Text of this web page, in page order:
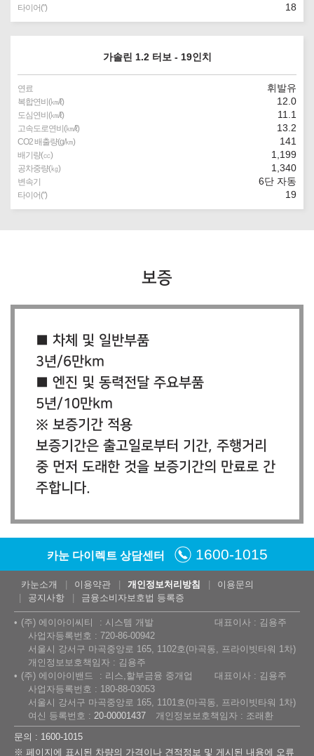
타이어(″) 18
가솔린 1.2 터보 - 19인치
연료 휘발유
복합연비(㎞/ℓ) 12.0
도심연비(㎞/ℓ) 11.1
고속도로연비(㎞/ℓ) 13.2
CO2 배출량(g/㎞) 141
배기량(㏄) 1,199
공차중량(㎏) 1,340
변속기 6단 자동
타이어(″) 19
보증
■ 차체 및 일반부품
3년/6만km
■ 엔진 및 동력전달 주요부품
5년/10만km
※ 보증기간 적용
보증기간은 출고일로부터 기간, 주행거리
중 먼저 도래한 것을 보증기간의 만료로 간
주합니다.
카눈 다이렉트 상담센터 1600-1015
카눈소개 이용약관 개인정보처리방침
이용문의
공지사항
금융소비자보호법 등록증
(주) 에이아이씨티 시스템 개발
대표이사 : 김용주
사업자등록번호 : 720-86-00942
서울시 강서구 마곡중앙로 165, 1102호(마곡동, 프라이빗타워 1차)
개인정보보호책임자 : 김용주
(주) 에이아이밴드
리스,할부금융 중개업
대표이사 : 김용주
사업자등록번호 : 180-88-03053
서울시 강서구 마곡중앙로 165, 1101호(마곡동, 프라이빗타워 1차)
여신 등록번호 : 20-00001437
개인정보보호책임자 : 조래환
문의 : 1600-1015
※ 페이지에 표시된 차량의 가격이나 견적정보 및 게시된 내용에 오류